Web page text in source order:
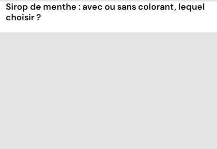
Sirop de menthe : avec ou sans colorant, lequel
choisir ?